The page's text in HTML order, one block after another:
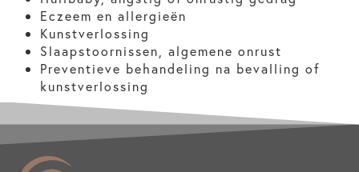
Eczeem en allergieën
Kunstverlossing
Slaapstoornissen, algemene onrust
Preventieve behandeling na bevalling of
kunstverlossing